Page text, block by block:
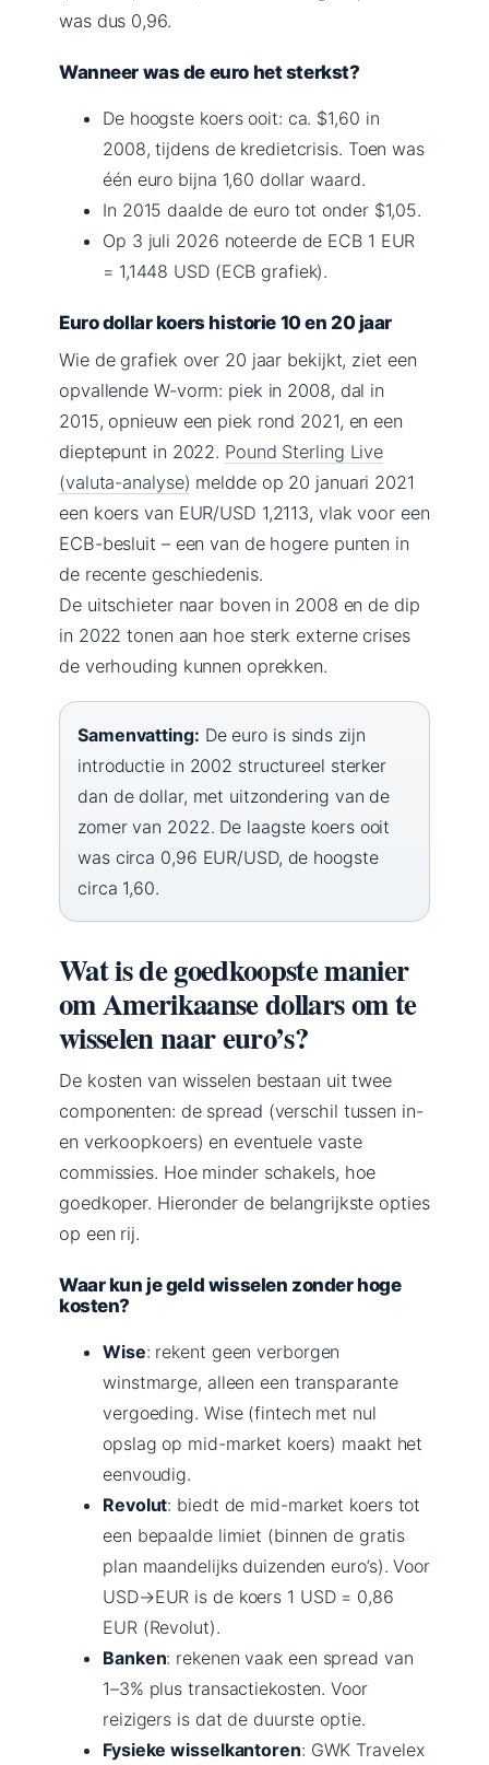
was dus 0,96.
Wanneer was de euro het sterkst?
De hoogste koers ooit: ca. $1,60 in
2008, tijdens de kredietcrisis. Toen was
één euro bijna 1,60 dollar waard.
In 2015 daalde de euro tot onder $1,05.
Op 3 juli 2026 noteerde de ECB 1 EUR
= 1,1448 USD (ECB grafiek).
Euro dollar koers historie 10 en 20 jaar
Wie de grafiek over 20 jaar bekijkt, ziet een
opvallende W-vorm: piek in 2008, dal in
2015, opnieuw een piek rond 2021, en een
dieptepunt in 2022. Pound Sterling Live
(valuta-analyse) meldde op 20 januari 2021
een koers van EUR/USD 1,2113, vlak voor een
ECB-besluit – een van de hogere punten in
de recente geschiedenis.
De uitschieter naar boven in 2008 en de dip
in 2022 tonen aan hoe sterk externe crises
de verhouding kunnen oprekken.
Samenvatting: De euro is sinds zijn
introductie in 2002 structureel sterker
dan de dollar, met uitzondering van de
zomer van 2022. De laagste koers ooit
was circa 0,96 EUR/USD, de hoogste
circa 1,60.
Wat is de goedkoopste manier
om Amerikaanse dollars om te
wisselen naar euro’s?
De kosten van wisselen bestaan uit twee
componenten: de spread (verschil tussen in-
en verkoopkoers) en eventuele vaste
commissies. Hoe minder schakels, hoe
goedkoper. Hieronder de belangrijkste opties
op een rij.
Waar kun je geld wisselen zonder hoge
kosten?
Wise: rekent geen verborgen
winstmarge, alleen een transparante
vergoeding. Wise (fintech met nul
opslag op mid-market koers) maakt het
eenvoudig.
Revolut: biedt de mid-market koers tot
een bepaalde limiet (binnen de gratis
plan maandelijks duizenden euro’s). Voor
USD→EUR is de koers 1 USD = 0,86
EUR (Revolut).
Banken: rekenen vaak een spread van
1–3% plus transactiekosten. Voor
reizigers is dat de duurste optie.
Fysieke wisselkantoren: GWK Travelex